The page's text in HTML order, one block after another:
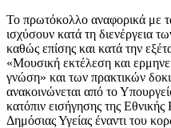
Το πρωτόκολλο αναφορικά με
ισχύσουν κατά τη διενέργεια
καθώς επίσης και κατά την
«Μουσική εκτέλεση και
γνώση» και των πρακτικών
ανακοινώνεται από το
κατόπιν εισήγησης της
Δημόσιας Υγείας έναντι του